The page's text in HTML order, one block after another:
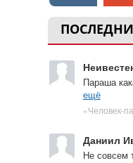
Параша
ещё
Даниил
Не совсем